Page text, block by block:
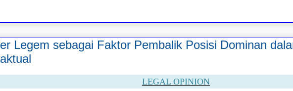
Legem sebagai Faktor Pembalik Posisi Dominan
LEGAL OPINION